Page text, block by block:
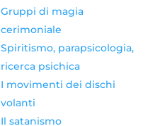
Gruppi di magia
cerimoniale
Spiritismo, parapsicologia,
ricerca psichica
I movimenti dei dischi
volanti
Il satanismo